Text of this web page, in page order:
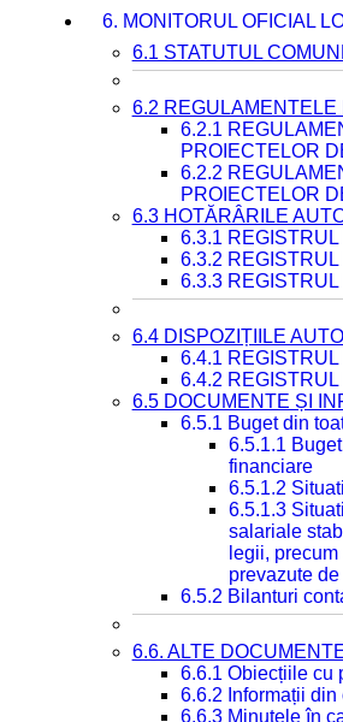
6. MONITORUL OFICIAL
6.1 STATUTUL
6.2
6.2.1
PROIECTELOR
6.2.2
PROIECTELOR
6.3 HOTĂRÂRILE
6.3.1
6.3.2
6.3.3
6.4 DISPOZIȚIILE
6.4.1
6.4.2
6.5 DOCUMENTE ȘI
6.5.1 Buget din
6.5.1.1
financiare
6.5.1.2
6.5.1.3
salariale
legii,
prevazute
6.5.2 Bilanturi
6.6. ALTE
6.6.1 Obiecțiile cu
6.6.2 Informații
6.6.3 Minutele în